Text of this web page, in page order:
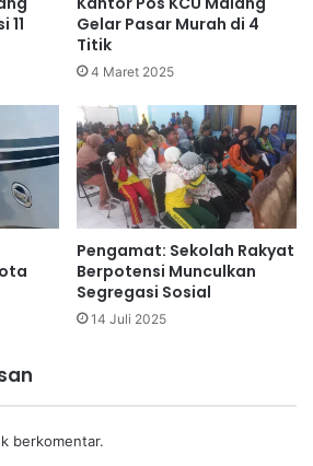
11
Gelar Pasar Murah di 4
Titik
4 Maret 2025
Pengamat: Sekolah Rakyat
Berpotensi Munculkan
Segregasi Sosial
14 Juli 2025
berkomentar.